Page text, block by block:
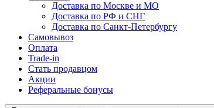
Доставка по Москве и МО
Доставка по РФ и СНГ
Доставка по Санкт-Петербургу
Самовывоз
Оплата
Trade-in
Стать продавцом
Акции
Реферальные бонусы